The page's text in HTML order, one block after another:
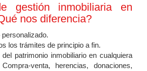
gestión inmobiliaria en
nos diferencia?
los trámites de principio a fin.
patrimonio inmobiliario en cualquiera
venta, herencias, donaciones,